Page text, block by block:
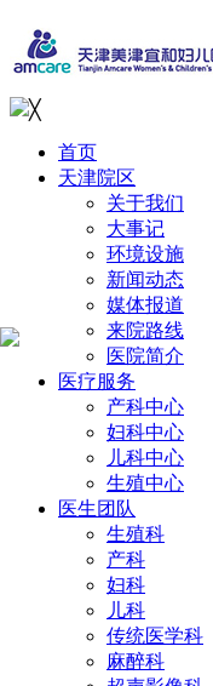
╳
首页
天津院区
关于我们
大事记
环境设施
新闻动态
媒体报道
来院路线
医院简介
医疗服务
产科中心
妇科中心
儿科中心
生殖中心
医生团队
生殖科
产科
妇科
儿科
传统医学科
麻醉科